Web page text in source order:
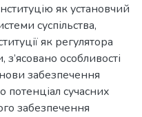
як установчий
суспільства,
як регулятора
особливості
забезпечення
потенціал сучасних
забезпечення